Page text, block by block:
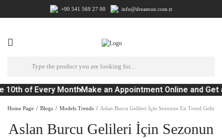
+90 541 569 27 00 info@dreamon.com.tr
10th of Every MonthMake an Appointment Online and Get
Home Page Blogs Models Trends Aslan Burcu Gelileri İçin Sezonun En Trend
Aslan Burcu Gelileri İçin Sezonun